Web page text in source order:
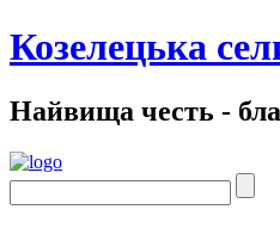
Козелецька
Найвища честь -